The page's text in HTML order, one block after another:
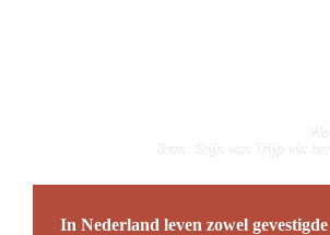
In Nederland leven zowel gevestigde